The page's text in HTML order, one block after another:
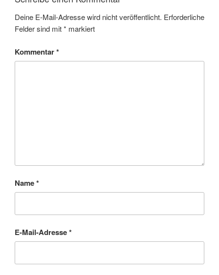
Deine E-Mail-Adresse wird nicht veröffentlicht. Erforderliche
Felder sind mit* markiert
Kommentar*
Name*
E-Mail-Adresse*